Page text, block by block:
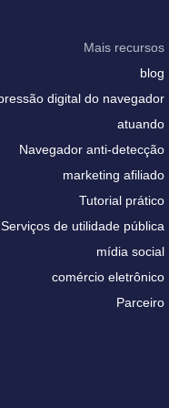
Mais recursos
blog
digital do navegador
atuando
Navegador anti-detecção
marketing afiliado
Tutorial prático
Serviços de utilidade pública
mídia social
comércio eletrônico
Parceiro